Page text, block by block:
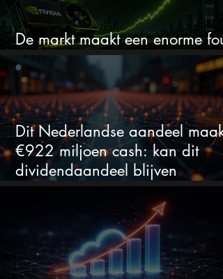
De markt maakt een enorme fout
Dit Nederlandse aandeel maakt
€922 miljoen cash: kan dit
dividendaandeel blijven
verhogen?